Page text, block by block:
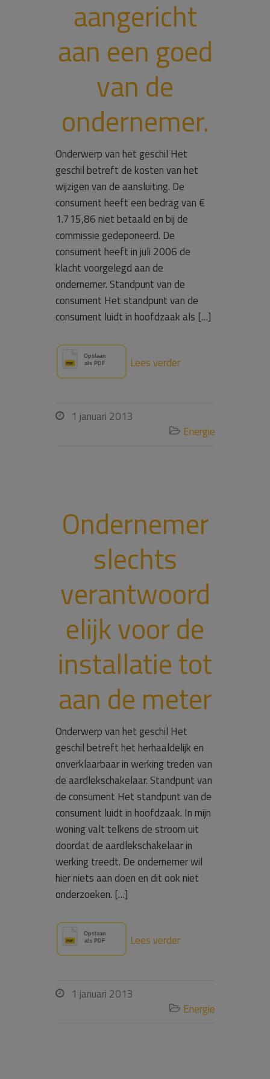
aangericht
aan een goed
van de
ondernemer.
Onderwerp van het geschil Het
geschil betreft de kosten van het
wijzigen van de aansluiting. De
consument heeft een bedrag van €
1.715,86 niet betaald en bij de
commissie gedeponeerd. De
consument heeft in juli 2006 de
klacht voorgelegd aan de
ondernemer. Standpunt van de
consument Het standpunt van de
consument luidt in hoofdzaak als […]
Lees verder
 1 januari 2013
 Energie
Ondernemer
slechts
verantwoord
elijk voor de
installatie tot
aan de meter
Onderwerp van het geschil Het
geschil betreft het herhaaldelijk en
onverklaarbaar in werking treden van
de aardlekschakelaar. Standpunt van
de consument Het standpunt van de
consument luidt in hoofdzaak. In mijn
woning valt telkens de stroom uit
doordat de aardlekschakelaar in
werking treedt. De ondernemer wil
hier niets aan doen en dit ook niet
onderzoeken. […]
Lees verder
 1 januari 2013
 Energie